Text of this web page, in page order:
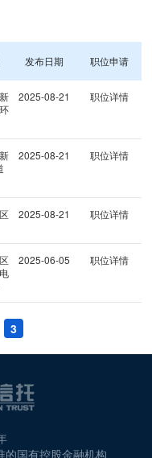
发布日期 职位申请
2025-08-21 职位详情
2025-08-21 职位详情
2025-08-21 职位详情
2025-06-05 职位详情
3
的国有控股金融机构